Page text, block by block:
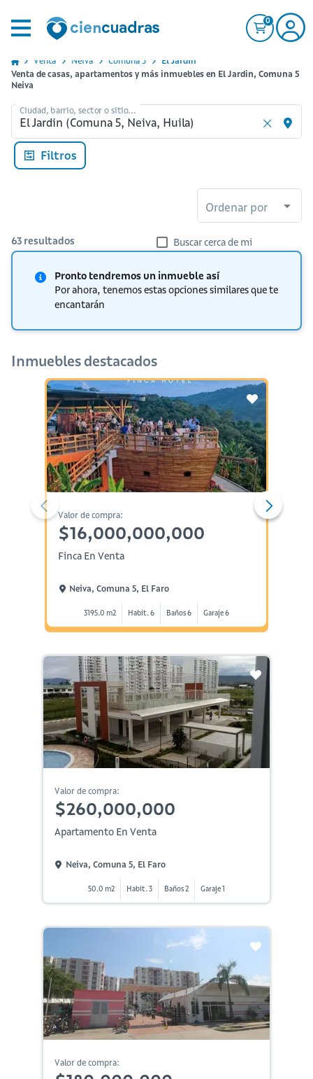
0
Venta Neiva Comuna 5
El Jardin
Venta de casas, apartamentos y más inmuebles en El Jardin, Comuna 5
Neiva
Ciudad, barrio, sector o sitio...
Filtros
Ordenar por
63 resultados Buscar cerca de mi
Pronto tendremos un inmueble así
Por ahora, tenemos estas opciones similares que te
encantarán
Inmuebles destacados
Valor de compra:
$16,000,000,000
Finca En Venta
Neiva, Comuna 5, El Faro
3195.0 m2 Habit. 6 Baños 6 Garaje 6
Valor
Valor de compra:
$260,000,000
Apartamento En Venta
Neiva, Comuna 5, El Faro
50.0 m2 Habit. 3 Baños 2 Garaje 1
Valor de compra: